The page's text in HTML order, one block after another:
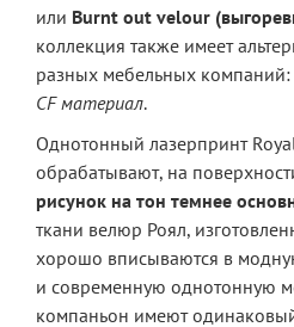
или Burnt out velour
коллекция также имеет
разных мебельных компаний:
CF материал.
Однотонный лазерпринт
обрабатывают, на
рисунок на тон темнее
ткани велюр Роял,
хорошо вписываются в
и современную однотонную
компаньон имеют